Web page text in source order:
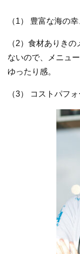
（1） 豊富な海の
（2）食材ありき
ないので、メニュ
ゆったり感。
（3） コストパフ